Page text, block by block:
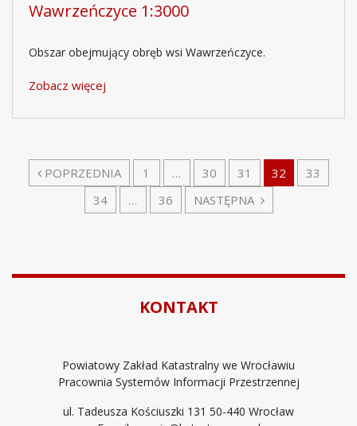
Wawrzeńczyce 1:3000
Obszar obejmujący obręb wsi Wawrzeńczyce.
Zobacz więcej
POPRZEDNIA 1 … 30 31 32
33
34
… 36 NASTĘPNA
KONTAKT
Powiatowy Zakład Katastralny we Wrocławiu
Pracownia Systemów Informacji Przestrzennej
ul. Tadeusza Kościuszki 131 50-440 Wrocław